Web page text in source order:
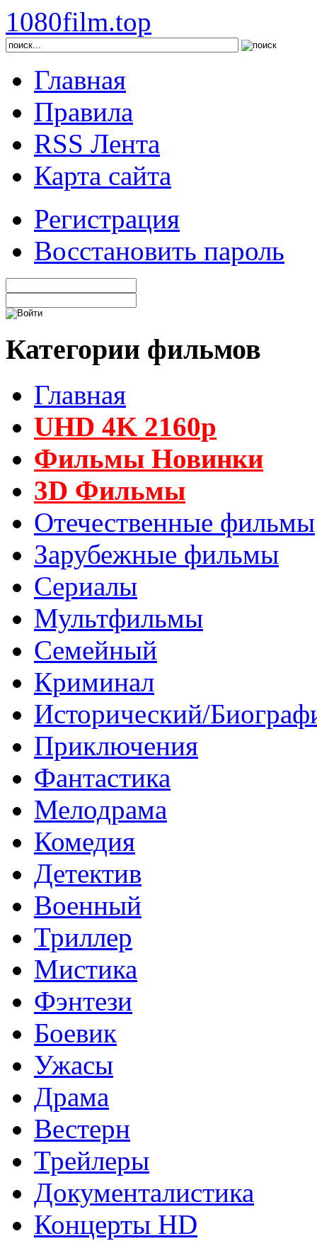
1080film.top
Главная
Правила
RSS Лента
Карта сайта
Регистрация
Восстановить пароль
Категории фильмов
Главная
UHD 4K 2160p
Фильмы Новинки
3D Фильмы
Отечественные фильмы
Зарубежные фильмы
Сериалы
Мультфильмы
Семейный
Криминал
Исторический/
Приключения
Фантастика
Мелодрама
Комедия
Детектив
Военный
Триллер
Мистика
Фэнтези
Боевик
Ужасы
Драма
Вестерн
Трейлеры
Документалистика
Концерты HD